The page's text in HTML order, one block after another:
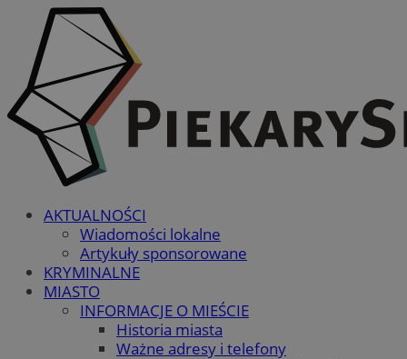
AKTUALNOŚCI
Wiadomości lokalne
Artykuły sponsorowane
KRYMINALNE
MIASTO
INFORMACJE O MIEŚCIE
Historia miasta
Ważne adresy i telefony